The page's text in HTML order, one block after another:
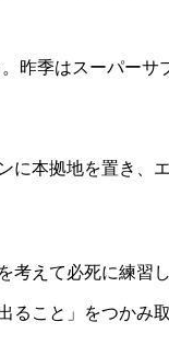
季はスーパー
本拠地を置き、
考えて必死に練習し
こと」をつかみ